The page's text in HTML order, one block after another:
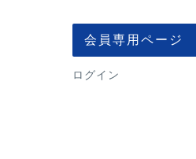
会員専用ページ
ログイン